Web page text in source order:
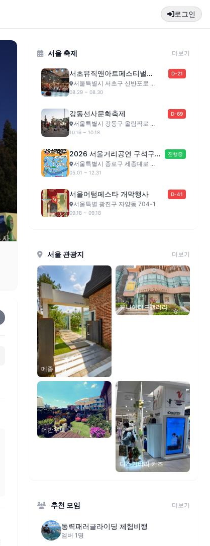
로그인
서울 축제 더보기
서초뮤직앤아트페스티벌
(SMAF)
D-21
서울특별시 서초구 신반포로 ...
08.29 ~ 08.30
강동선사문화축제 D-69
서울특별시 강동구 올림픽로 ...
10.16 ~ 10.18
2026 서울거리공연 구석구석
라이브
진행중
서울특별시 종로구 세종대로 ...
05.01 ~ 12.31
서울어텀페스타 개막행사 D-41
서울특별 광진구 자양동 704-1
09.18 ~ 09.18
서울 관광지 더보기
메종 한남
유나이티드갤러리
어반우드
디스커버리 키즈
추천 모임 더보기
동력패러글라이딩 체험비행
멤버 1명